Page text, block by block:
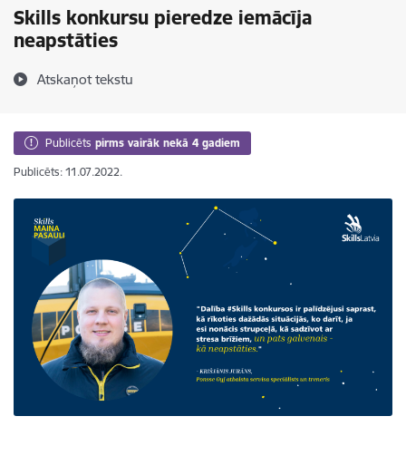
Skills konkursu pieredze iemācīja
neapstāties
Atskaņot tekstu
Publicēts pirms vairāk nekā 4 gadiem
Publicēts: 11.07.2022.